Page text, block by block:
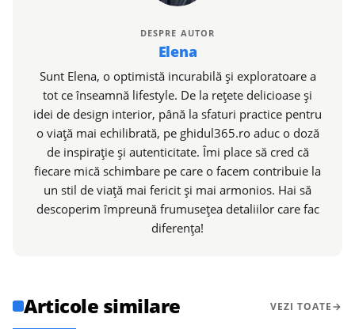
DESPRE AUTOR
Elena
Sunt Elena, o optimistă incurabilă și exploratoare a
tot ce înseamnă lifestyle. De la rețete delicioase și
idei de design interior, până la sfaturi practice pentru
o viață mai echilibrată, pe ghidul365.ro aduc o doză
de inspirație și autenticitate. Îmi place să cred că
fiecare mică schimbare pe care o facem contribuie la
un stil de viață mai fericit și mai armonios. Hai să
descoperim împreună frumusețea detaliilor care fac
diferența!
Articole similare VEZI TOATE